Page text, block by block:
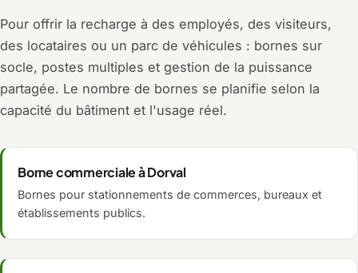
Pour offrir la recharge à des employés, des visiteurs,
des locataires ou un parc de véhicules : bornes sur
socle, postes multiples et gestion de la puissance
partagée. Le nombre de bornes se planifie selon la
capacité du bâtiment et l'usage réel.
Borne commerciale à Dorval
Bornes pour stationnements de commerces, bureaux et
établissements publics.